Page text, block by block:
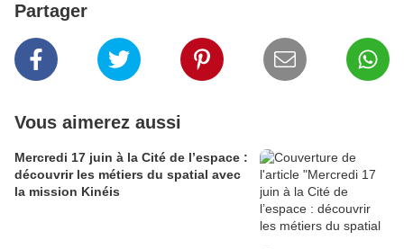
Partager
Vous aimerez aussi
Mercredi 17 juin à la Cité de l’espace :
découvrir les métiers du spatial avec
la mission Kinéis